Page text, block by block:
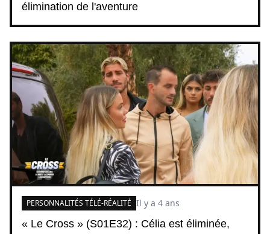
élimination de l'aventure
« Le Cross » (S01E32) : Célia est éliminée,
PERSONNALITÉS TÉLÉ-RÉALITÉ Il y a 4 ans